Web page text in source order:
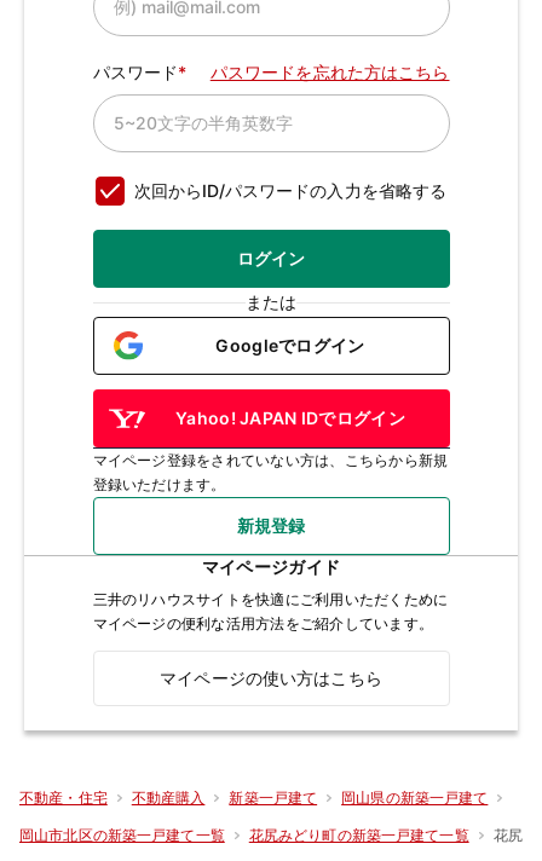
パスワード パスワードを忘れた方はこちら
次回からID/パスワードの入力を省略する
ログイン
または
Googleでログイン
Yahoo! JAPAN IDでログイン
マイページ登録をされていない方は、こちらから新規
登録いただけます。
新規登録
マイページガイド
三井のリハウスサイトを快適にご利用いただくために
マイページの便利な活用方法をご紹介しています。
マイページの使い方はこちら
不動産・住宅 不動産購入 新築一戸建て 岡山県の新築一戸建て
岡山市北区の新築一戸建て一覧 花尻みどり町の新築一戸建て一覧 花尻